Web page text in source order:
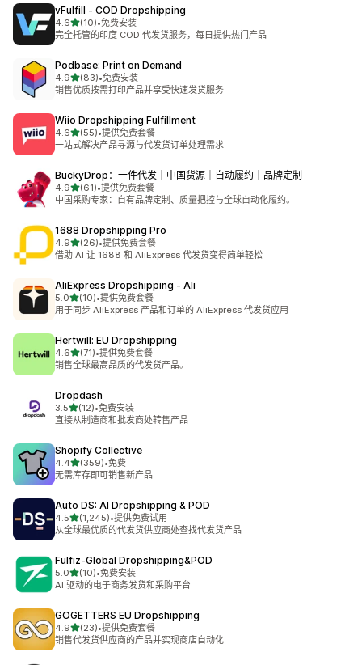
vFulfill ‑ COD Dropshipping
4.6星（满分 5 星）
(10)
总共 10 条评论
•免费安装
完全托管的印度 COD 代发货服务，每日提供热门产品
Podbase: Print on Demand
4.9星（满分 5 星）
(83)
总共 83 条评论
•免费安装
销售优质按需打印产品并享受快速发货服务
Wiio Dropshipping Fulfillment
4.6星（满分 5 星）
(55)
总共 55 条评论
•提供免费套餐
一站式解决产品寻源与代发货订单处理需求
BuckyDrop：一件代发｜中国货源｜自动履约｜品牌定制
4.9星（满分 5 星）
(61)
总共 61 条评论
•提供免费套餐
中国采购专家：自有品牌定制、质量把控与全球自动化履约。
1688 Dropshipping Pro
4.9星（满分 5 星）
(26)
总共 26 条评论
•提供免费套餐
借助 AI 让 1688 和 AliExpress 代发货变得简单轻松
AliExpress Dropshipping ‑ Ali
5.0星（满分 5 星）
(10)
总共 10 条评论
•提供免费套餐
用于同步 AliExpress 产品和订单的 AliExpress 代发货应用
Hertwill: EU Dropshipping
4.6星（满分 5 星）
(71)
总共 71 条评论
•提供免费套餐
销售全球最高品质的代发货产品。
Dropdash
3.5星（满分 5 星）
(12)
总共 12 条评论
•免费安装
直接从制造商和批发商处转售产品
Shopify Collective
4.4星（满分 5 星）
(359)
总共 359 条评论
•免费
无需库存即可销售新产品
Auto DS: AI Dropshipping & POD
4.5星（满分 5 星）
(1,245)
总共 1245 条评论
•提供免费试用
从全球最优质的代发货供应商处查找代发货产品
Fulfiz‑Global Dropshipping&POD
5.0星（满分 5 星）
(10)
总共 10 条评论
•免费安装
AI 驱动的电子商务发货和采购平台
GOGETTERS EU Dropshipping
4.9星（满分 5 星）
(23)
总共 23 条评论
•提供免费套餐
销售代发货供应商的产品并实现商店自动化